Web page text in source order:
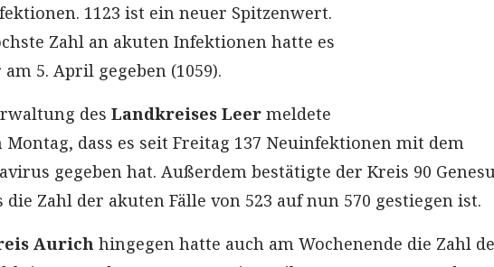
1123 ist ein neuer Spitzenwert.
Zahl an akuten Infektionen hatte es
5. April gegeben (1059).
des Landkreises Leer meldete
Montag, dass es seit Freitag 137 Neuinfektionen mit dem
gegeben hat. Außerdem bestätigte der Kreis 90
die Zahl der akuten Fälle von 523 auf nun 570 gestiegen ist.
Aurich hingegen hatte auch am Wochenende die Zahl